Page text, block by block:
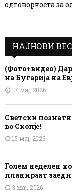
одговорноста за
НАЈНОВИ
(Фото+видео)
на Бугарија на
17 мај, 2026
Светски
во Скопје!
15 мај, 2026
Голем неделен
планираат
3 мај, 2026